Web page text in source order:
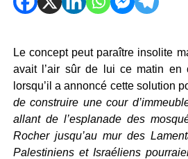
Le concept peut paraître insolite
avait l’air sûr de lui ce matin en
lorsqu’il a annoncé cette solution
de construire une cour
allant de l’esplanade des
Rocher jusqu’au mur des
Palestiniens et Israéliens